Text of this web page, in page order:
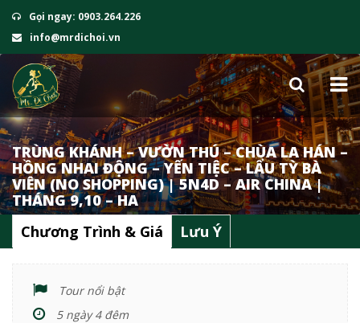
Gọi ngay: 0903.264.226
info@mrdichoi.vn
TRÙNG KHÁNH – VƯỜN THÚ – CHÙA LA HÁN –
HỒNG NHAI ĐỘNG – YẾN TIỆC – LẨU TỲ BÀ
VIÊN (NO SHOPPING) | 5N4D – AIR CHINA |
THÁNG 9,10 – HA
Chương Trình & Giá
Lưu Ý
Tour nổi bật
5 ngày 4 đêm